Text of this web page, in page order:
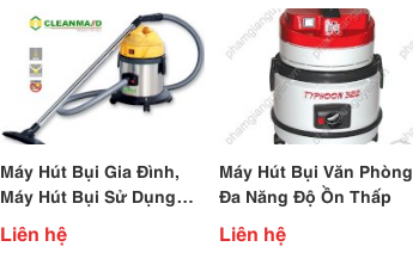
Máy Hút Bụi Gia Đình,
Máy Hút Bụi Sử Dụng
Tầng Lọc Hepa
Liên hệ
Máy Hút Bụi Văn Phòng
Đa Năng Độ Ồn Thấp
Liên hệ